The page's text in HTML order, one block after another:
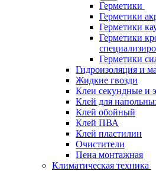
Герметики
Герметики
Герметики
Герметики
Герметики
Гидроизоляция и
Жидкие гвозди
Клеи секундные и
Клей для
Клей обойный
Клей ПВА
Клей пластилин
Очистители
Пена монтажная
Климатическая техника